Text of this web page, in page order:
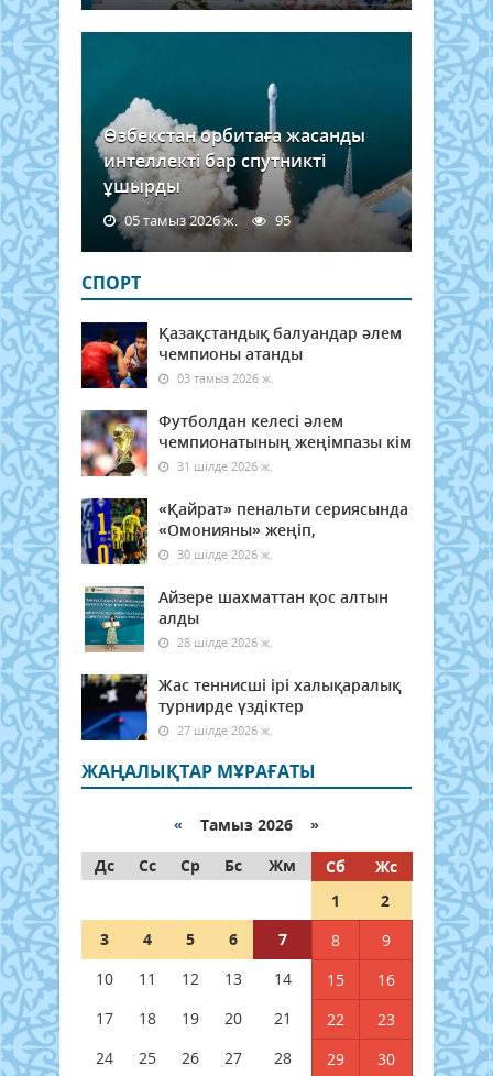
Өзбекстан орбитаға жасанды
интеллекті бар спутникті
ұшырды
05 тамыз 2026 ж. 95
СПОРТ
Қазақстандық балуандар әлем
чемпионы атанды
03 тамыз 2026 ж.
Футболдан келесі әлем
чемпионатының жеңімпазы кім
31 шілде 2026 ж.
«Қайрат» пенальти сериясында
«Омонияны» жеңіп,
30 шілде 2026 ж.
Айзере шахматтан қос алтын
алды
28 шілде 2026 ж.
Жас теннисші ірі халықаралық
турнирде үздіктер
27 шілде 2026 ж.
ЖАҢАЛЫҚТАР МҰРАҒАТЫ
« Тамыз 2026 »
Дс
Сс Ср Бс Жм Сб
Жс
1
2
3
4 5 6 7 8
9
10
11 12 13 14 15
16
17
18 19 20 21 22
23
24
25 26 27 28 29 30